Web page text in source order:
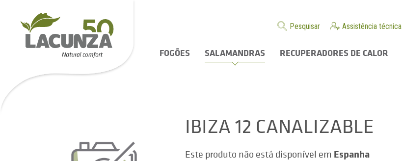
Pesquisar Assistência técnica
FOGÕES SALAMANDRAS RECUPERADORES DE CALOR
IBIZA 12 CANALIZABLE
Este produto não está disponível em Espanha